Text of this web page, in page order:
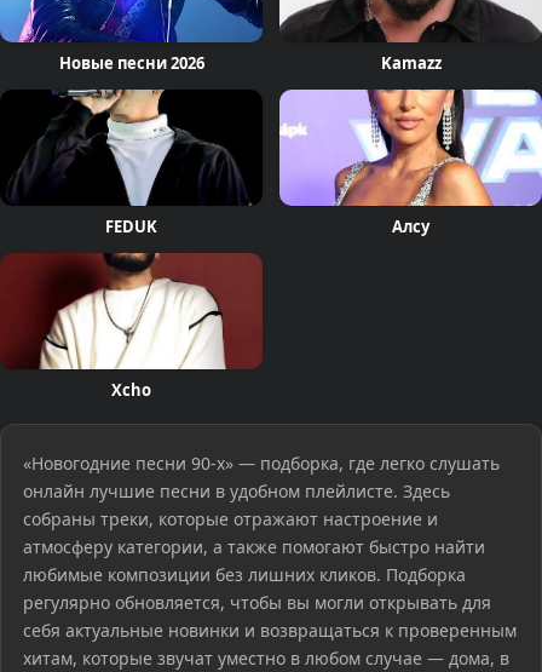
Новые песни 2026 Kamazz
FEDUK Алсу
Xcho
«Новогодние песни 90-х» — подборка, где легко слушать
онлайн лучшие песни в удобном плейлисте. Здесь
собраны треки, которые отражают настроение и
атмосферу категории, а также помогают быстро найти
любимые композиции без лишних кликов. Подборка
регулярно обновляется, чтобы вы могли открывать для
себя актуальные новинки и возвращаться к проверенным
хитам, которые звучат уместно в любом случае — дома, в